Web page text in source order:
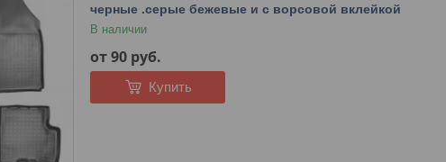
черные .серые бежевые и с ворсовой вклейкой
В наличии
от 90 руб.
Купить